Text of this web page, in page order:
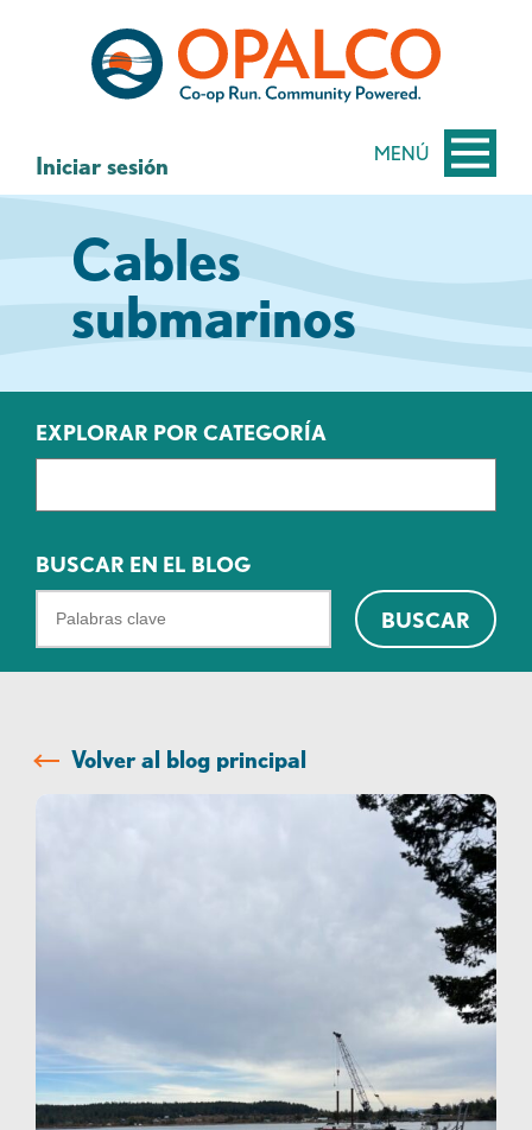
contenido
MENÚ
Iniciar sesión
Cables
submarinos
EXPLORAR POR CATEGORÍA
BUSCAR EN EL BLOG
ayudarte
BUSCAR
Volver al blog principal